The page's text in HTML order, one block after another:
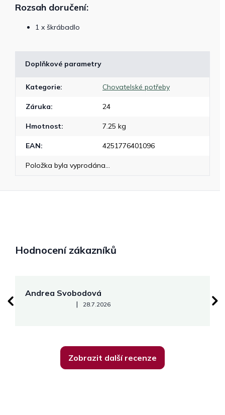
Rozsah doručení:
1 x škrábadlo
Doplňkové parametry
Kategorie: Chovatelské potřeby
Záruka: 24
Hmotnost: 7.25 kg
EAN: 4251776401096
Položka byla vyprodána…
Hodnocení zákazníků
Andrea Svobodová
Hodnocení obchodu je 5 z 5 hvězdiček.
| 28.7.2026
Zobrazit další recenze